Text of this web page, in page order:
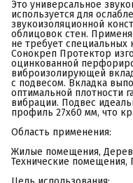
Это универсальное
используется для
звукоизоляционной
облицовок стен.
не требует специальных
Сонокреп Протектор
оцинкованной
виброизолирующей
с подвесом. Вкладка
оптимальной плотности
вибрации. Подвес
профиль 27х60 мм, что
Область применения:
Жилые помещения,
Технические